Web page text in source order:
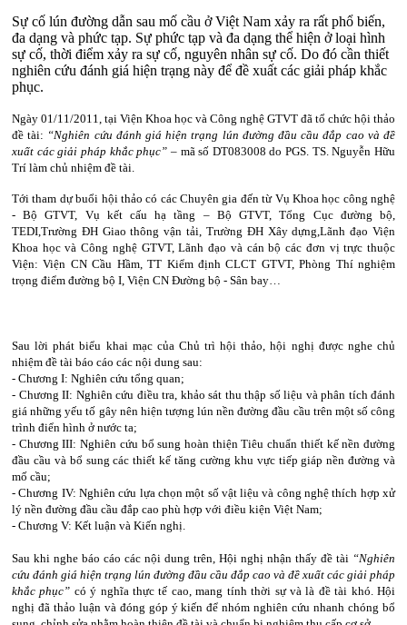
Sự cố lún đường dẫn sau mố cầu ở Việt Nam xảy ra rất phổ biến,
đa dạng và phức tạp. Sự phức tạp và đa dạng thể hiện ở loại hình
sự cố, thời điểm xảy ra sự cố, nguyên nhân sự cố. Do đó cần thiết
nghiên cứu đánh giá hiện trạng này để đề xuất các giải pháp khắc
phục.
Ngày 01/11/2011, tại Viện Khoa học và Công nghệ GTVT đã tổ chức hội thảo
đề tài: “Nghiên cứu đánh giá hiện trạng lún đường đầu cầu đắp cao và đề
xuất các giải pháp khắc phục” – mã số DT083008 do PGS. TS. Nguyễn Hữu
Trí làm chủ nhiệm đề tài.
Tới tham dự buổi hội thảo có các Chuyên gia đến từ Vụ Khoa học công nghệ
- Bộ GTVT, Vụ kết cấu hạ tầng – Bộ GTVT, Tổng Cục đường bộ,
TEDI,Trường ĐH Giao thông vận tải, Trường ĐH Xây dựng,Lãnh đạo Viện
Khoa học và Công nghệ GTVT, Lãnh đạo và cán bộ các đơn vị trực thuộc
Viện: Viện CN Cầu Hầm, TT Kiểm định CLCT GTVT, Phòng Thí nghiệm
trọng điểm đường bộ I, Viện CN Đường bộ - Sân bay…
Sau lời phát biểu khai mạc của Chủ trì hội thảo, hội nghị được nghe chủ
nhiệm đề tài báo cáo các nội dung sau:
- Chương I: Nghiên cứu tổng quan;
- Chương II: Nghiên cứu điều tra, khảo sát thu thập số liệu và phân tích đánh
giá những yếu tố gây nên hiện tượng lún nền đường đầu cầu trên một số công
trình điển hình ở nước ta;
- Chương III: Nghiên cứu bổ sung hoàn thiện Tiêu chuẩn thiết kế nền đường
đầu cầu và bổ sung các thiết kế tăng cường khu vực tiếp giáp nền đường và
mố cầu;
- Chương IV: Nghiên cứu lựa chọn một số vật liệu và công nghệ thích hợp xử
lý nền đường đầu cầu đắp cao phù hợp với điều kiện Việt Nam;
- Chương V: Kết luận và Kiến nghị.
Sau khi nghe báo cáo các nội dung trên, Hội nghị nhận thấy đề tài “Nghiên
cứu đánh giá hiện trạng lún đường đầu cầu đắp cao và đề xuất các giải pháp
khắc phục” có ý nghĩa thực tế cao, mang tính thời sự và là đề tài khó. Hội
nghị đã thảo luận và đóng góp ý kiến để nhóm nghiên cứu nhanh chóng bổ